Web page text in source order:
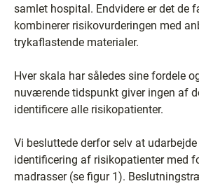
samlet hospital. Endvidere er det de
kombinerer risikovurderingen med
trykaflastende materialer.
Hver skala har således sine fordele
nuværende tidspunkt giver ingen af
identificere alle risikopatienter.
Vi besluttede derfor selv at
identificering af risikopatienter med
madrasser (se figur 1).